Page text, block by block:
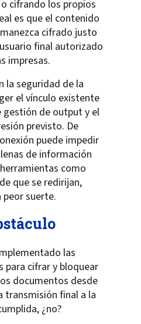
cifrando los propios
es que el contenido
cifrado justo
final autorizado
impresas.
la seguridad de la
el vínculo existente
gestión de output y el
previsto. De
puede impedir
de información
como
que se redirijan,
suerte.
las
para cifrar y bloquear
documentos desde
transmisión final a la
¿no?